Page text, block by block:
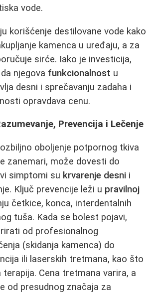
vode.
korišćenje destilovane vode kako
kamenca u uređaju, a za
sirće. Iako je investicija,
njegova funkcionalnost u
desni i sprečavanju zadaha i
opravdava cenu.
Prevencija i Lečenje
oboljenje potpornog tkiva
zanemari, može dovesti do
simptomi su krvarenje desni i
Ključ prevencije leži u pravilnoj
četkice, konca, interdentalnih
tuša. Kada se bolest pojavi,
od profesionalnog
(skidanja kamenca) do
ili laserskih tretmana, kao što
Cena tretmana varira, a
od presudnog značaja za